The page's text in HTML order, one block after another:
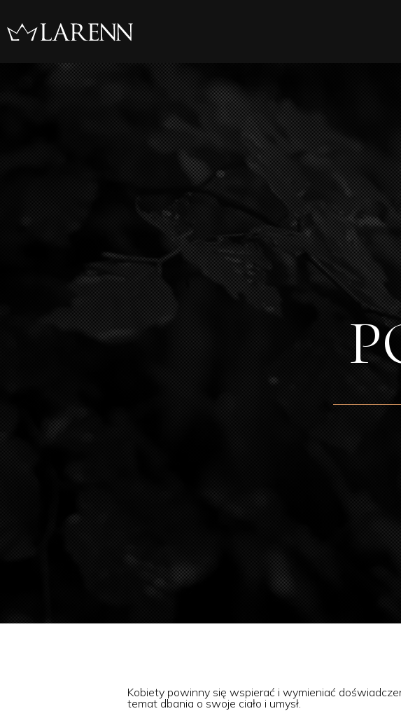
Kobiety powinny się wspierać i wymieniać
temat dbania o swoje ciało i umysł.